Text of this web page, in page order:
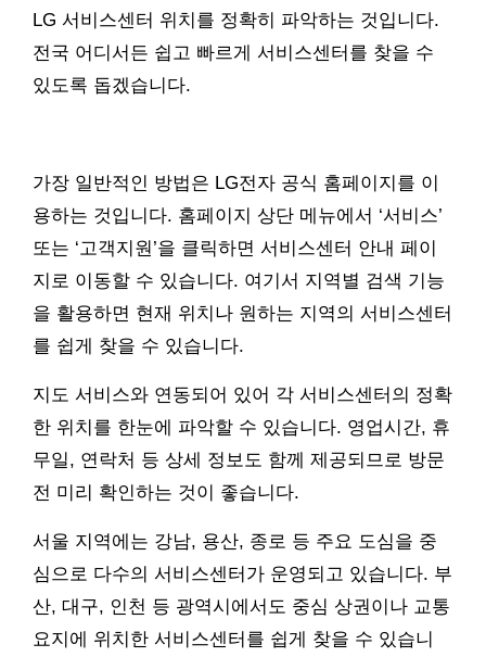
LG 서비스센터 위치를 정확히 파악하는 것입니다.
전국 어디서든 쉽고 빠르게 서비스센터를 찾을 수
있도록 돕겠습니다.
가장 일반적인 방법은 LG전자 공식 홈페이지를 이
용하는 것입니다. 홈페이지 상단 메뉴에서 ‘서비스’
또는 ‘고객지원’을 클릭하면 서비스센터 안내 페이
지로 이동할 수 있습니다. 여기서 지역별 검색 기능
을 활용하면 현재 위치나 원하는 지역의 서비스센터
를 쉽게 찾을 수 있습니다.
지도 서비스와 연동되어 있어 각 서비스센터의 정확
한 위치를 한눈에 파악할 수 있습니다. 영업시간, 휴
무일, 연락처 등 상세 정보도 함께 제공되므로 방문
전 미리 확인하는 것이 좋습니다.
서울 지역에는 강남, 용산, 종로 등 주요 도심을 중
심으로 다수의 서비스센터가 운영되고 있습니다. 부
산, 대구, 인천 등 광역시에서도 중심 상권이나 교통
요지에 위치한 서비스센터를 쉽게 찾을 수 있습니